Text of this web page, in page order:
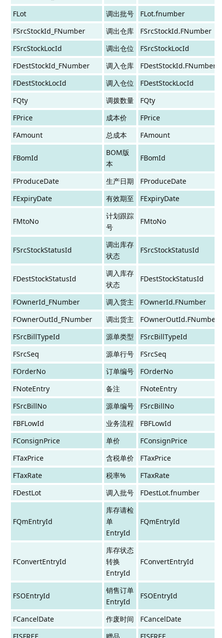
FLot
调出批号
FLot.fnumber
FSrcStockId_FNumber
调出仓库
FSrcStockId.FNumber
FSrcStockLocId
调出仓位
FSrcStockLocId
FDestStockId_FNumber
调入仓库
FDestStockId.FNumber
FDestStockLocId
调入仓位
FDestStockLocId
FQty
调拨数量
FQty
FPrice
成本价
FPrice
FAmount
总成本 FAmount
FBomId
BOM版
本
FBomId
FProduceDate 生产日期
FProduceDate
FExpiryDate
有效期至 FExpiryDate
FMtoNo
计划跟踪
号
FMtoNo
FSrcStockStatusId
调出库存
状态
FSrcStockStatusId
FDestStockStatusId
调入库存
状态
FDestStockStatusId
FOwnerId_FNumber 调入货主
FOwnerId.FNumber
FOwnerOutId_FNumber
调出货主
FOwnerOutId.FNumber
FSrcBillTypeId
源单类型
FSrcBillTypeId
FSrcSeq
源单行号
FSrcSeq
FOrderNo
订单编号
FOrderNo
FNoteEntry
备注
FNoteEntry
FSrcBillNo
源单编号
FSrcBillNo
FBFLowId
业务流程
FBFLowId
FConsignPrice
单价
FConsignPrice
FTaxPrice
含税单价
FTaxPrice
FTaxRate
税率%
FTaxRate
FDestLot
调入批号 FDestLot.fnumber
FQmEntryId
库存请检
单
EntryId
FQmEntryId
FConvertEntryId
库存状态
转换
EntryId
FConvertEntryId
FSOEntryId
销售订单
EntryId
FSOEntryId
FCancelDate 作废时间
FCancelDate